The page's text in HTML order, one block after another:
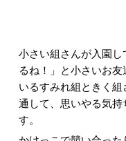
小さい組さんが入園し
るね！」と小さいお
いるすみれ組ときく
通して、思いやる気
す。